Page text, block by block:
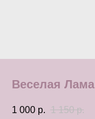
Веселая Лама
1 000 р. 1 150 р.